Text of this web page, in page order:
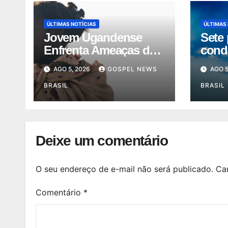
ÚLTIMAS NOTÍCIAS
Jovem Ugandense
Enfrenta Ameaças de
Morte Após Converter-
se ao Cr…
AGO 5, 2026 GOSPEL NEWS
BRASIL
ÚLTIMAS
Sete
naAGO
BRASIL
Deixe um comentário
O seu endereço de e-mail não será publicado.
Comentário *